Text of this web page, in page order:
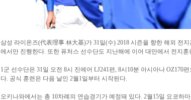
삼성 라이온즈(代表理事 林大基)가 31일(수) 2018 시즌을 향한 해외 전
에서만 진행한다. 또한 퓨처스 선수단도 지난해에 이어 대만에서 전지훈
1군 선수단은 31일 오전 8시 진에어 LJ241편, 8시10분 아시아나 OZ170
다. 공식 훈련은 다음 날인 2월1일부터 시작된다.
오키나와에서는 총 10차례의 연습경기가 예정돼 있다. 2월15일 요코하